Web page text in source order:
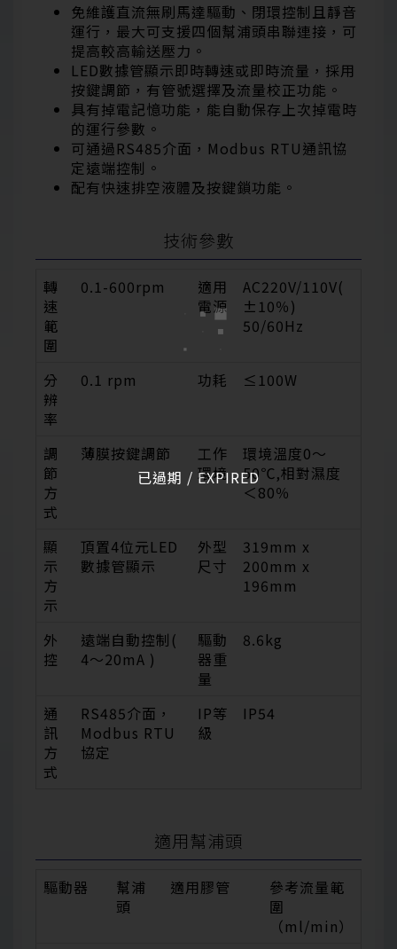
免維護直流無刷馬達驅動、閉環控制且靜音
運行，最大可支援四個幫浦頭串聯連接，可
提高較高輸送壓力。
LED數據管顯示即時轉速或即時流量，採用
按鍵調節，有管號選擇及流量校正功能。
具有掉電記憶功能，能自動保存上次掉電時
的運行參數。
可通過RS485介面，Modbus RTU通訊協
定遠端控制。
配有快速排空液體及按鍵鎖功能。
技術參數
轉
速
範
圍
0.1-600rpm
適用
電源
AC220V/110V(
±10％)
50/60Hz
分
辨
率
0.1 rpm 功耗 ≤100W
調
節
方
式
薄膜按鍵調節
工作
環境
環境溫度0～
50℃,相對濕度
＜80％
顯
示
方
示
頂置4位元LED
數據管顯示
外型
尺寸
319mm x
200mm x
196mm
外
控
遠端自動控制(
4～20mA )
驅動
器重
量
8.6kg
通
訊
方
式
RS485介面，
Modbus RTU
協定
IP等
級
IP54
適用幫浦頭
驅動器
幫浦
頭
適用膠管
參考流量範
圍
（ml/min）
已過期 / EXPIRED